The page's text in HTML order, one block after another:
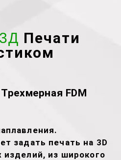
Печати
FDM
задать печать на 3D
изделий, из широкого